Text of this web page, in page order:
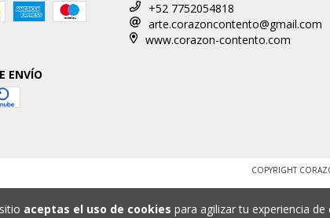
aceptas el uso de cookies para agilizar tu experiencia de
ENVÍO
+52 7752054818
arte.corazoncontento@gmail.com
www.corazon-contento.com
COPYRIGHT